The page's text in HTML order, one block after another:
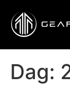
Dag: